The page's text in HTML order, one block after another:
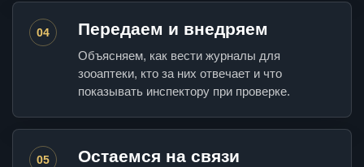
04 Передаем и внедряем
Объясняем, как вести журналы для
зооаптеки, кто за них отвечает и что
показывать инспектору при проверке.
05 Остаемся на связи